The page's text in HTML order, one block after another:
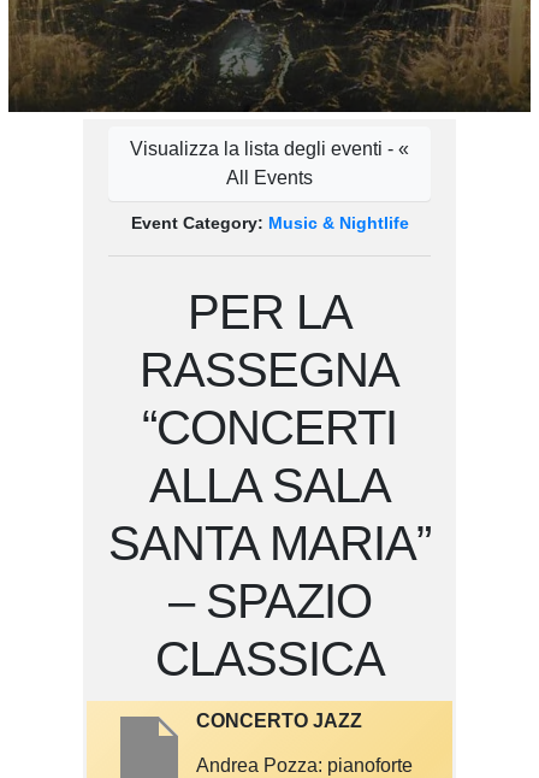
Visualizza la lista degli eventi - «
All Events
Event Category: Music & Nightlife
PER LA
RASSEGNA
“CONCERTI
ALLA SALA
SANTA MARIA”
– SPAZIO
CLASSICA
CONCERTO JAZZ
Andrea Pozza: pianoforte